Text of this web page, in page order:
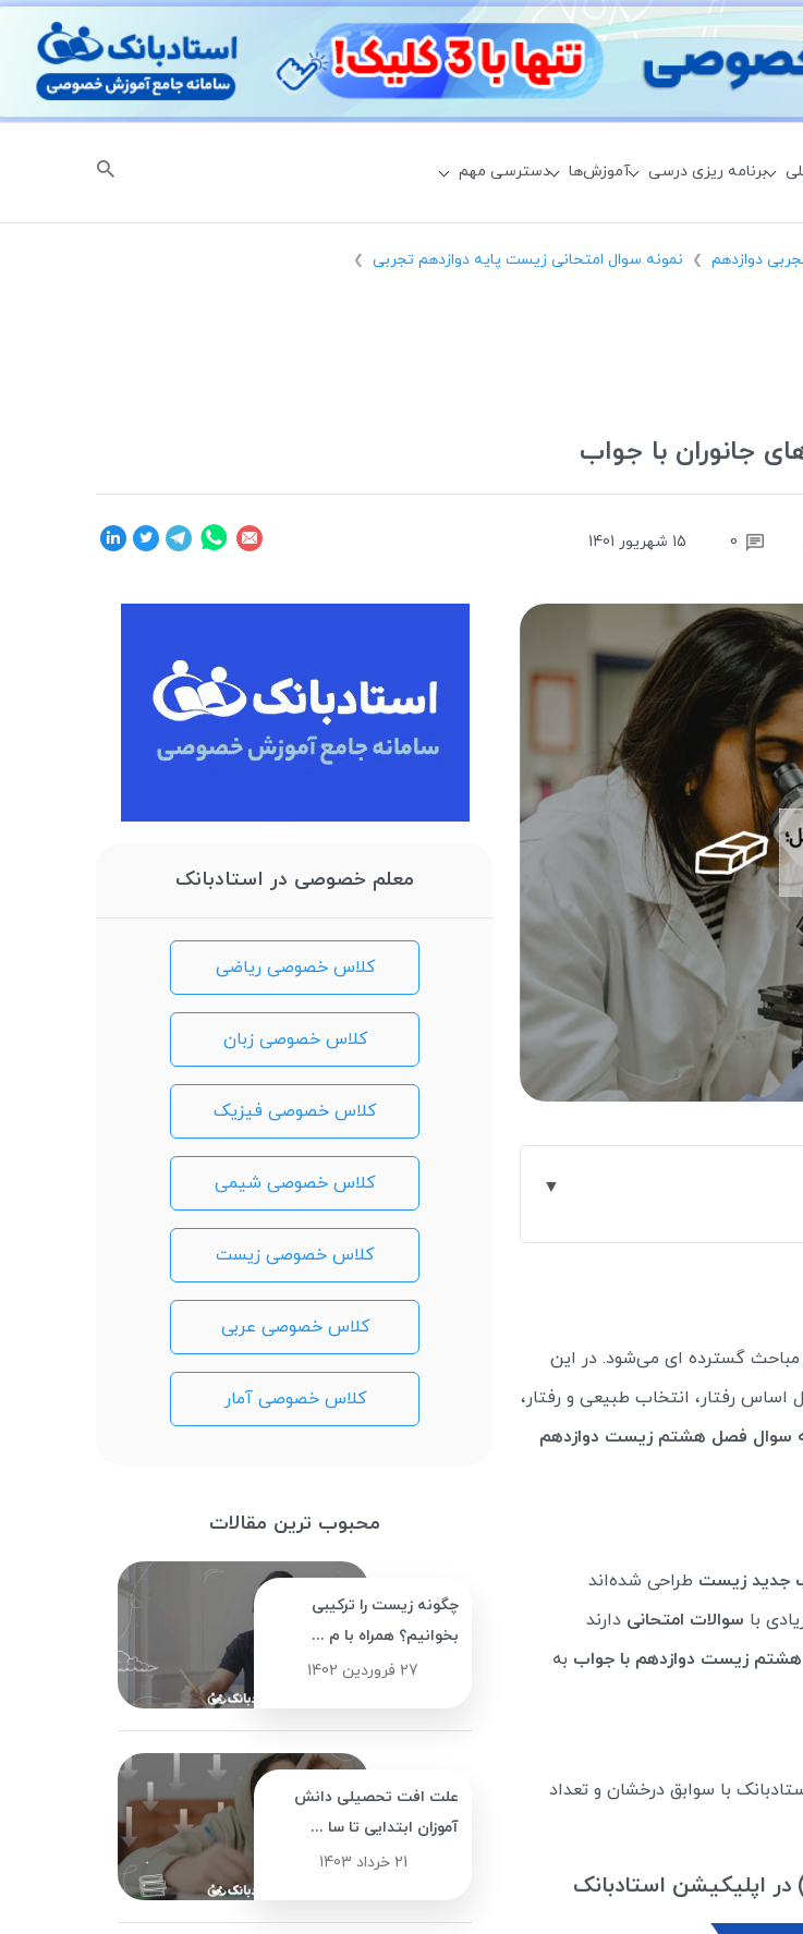
برنامه ریزی درسی آموزش‌ها دسترسی مهم
دوازدهم ❯ نمونه سوال امتحانی زیست پایه دوازدهم تجربی ❯
جانوران با جواب
0 15 شهریور 1401
گسترده ای می‌شود. در این
اساس رفتار، انتخاب طبیعی و رفتار،
سوال فصل هشتم زیست دوازدهم
جدید زیست طراحی شده‌اند
با سوالات امتحانی دارند
زیست دوازدهم با جواب به
با سوابق درخشان و تعداد
اپلیکیشن استادبانک
معلم خصوصی در استادبانک
کلاس خصوصی ریاضی
کلاس خصوصی زبان
کلاس خصوصی فیزیک
کلاس خصوصی شیمی
کلاس خصوصی زیست
کلاس خصوصی عربی
کلاس خصوصی آمار
محبوب ترین مقالات
چگونه زیست را ترکیبی
بخوانیم؟ همراه با م ...
27 فروردین 1402
علت افت تحصیلی دانش
آموزان ابتدایی تا سا ...
21 خرداد 1403